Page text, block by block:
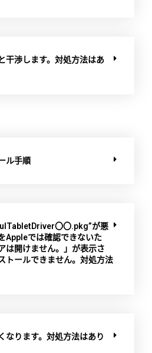
干渉します。対処方法はあ
ル手順
〇〇.pkg”が悪
Appleでは確認できないた
は開けません。」が表示さ
トールできません。対処方法
なります。対処方法はあり